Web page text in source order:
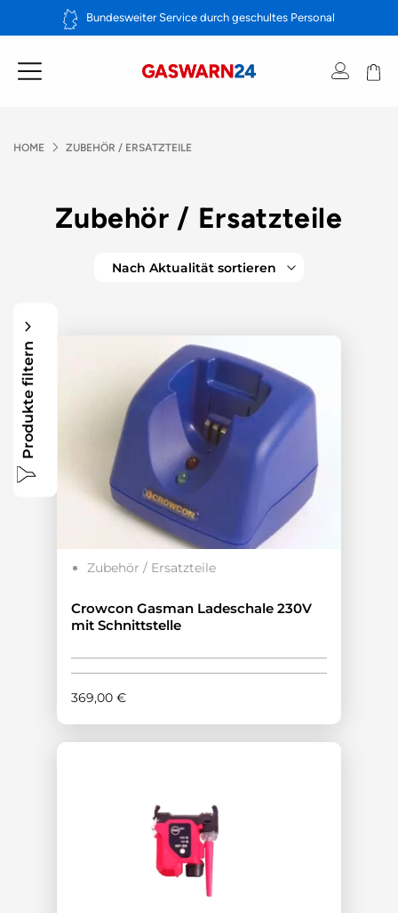
Inhalt
Bundesweiter Service durch geschultes Personal
HOME ZUBEHÖR / ERSATZTEILE
Zubehör / Ersatzteile
Zubehör / Ersatzteile
Crowcon Gasman Ladeschale 230V
mit Schnittstelle
369,00 €
Produkte filtern